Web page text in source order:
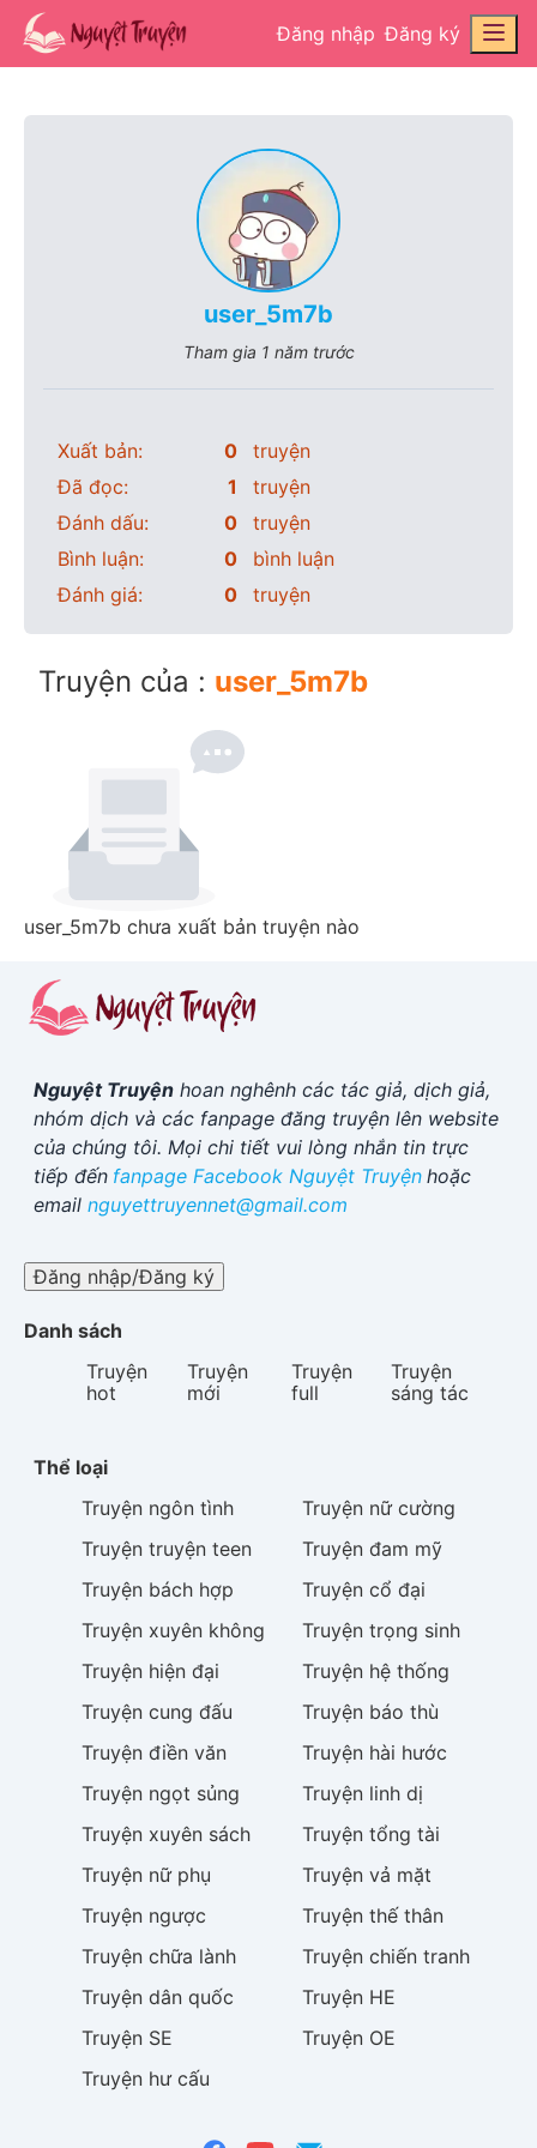
Đăng nhập Đăng ký
user_5m7b
Tham gia 1 năm trước
Xuất bản: 0
truyện
Đã đọc:
1
truyện
Đánh dấu:
0
truyện
Bình luận:
0
bình luận
Đánh giá:
0 truyện
Truyện của : user_5m7b
user_5m7b chưa xuất bản truyện nào
Nguyệt Truyện hoan nghênh các tác giả, dịch giả,
nhóm dịch và các fanpage đăng truyện lên website
của chúng tôi. Mọi chi tiết vui lòng nhắn tin trực
tiếp đến fanpage Facebook Nguyệt Truyện hoặc
email nguyettruyennet@gmail.com
Đăng nhập/Đăng ký
Danh sách
Truyện
hot
Truyện
mới
Truyện
full
Truyện
sáng tác
Thể loại
Truyện ngôn tình Truyện nữ cường
Truyện truyện teen Truyện đam mỹ
Truyện bách hợp Truyện cổ đại
Truyện xuyên không Truyện trọng sinh
Truyện hiện đại Truyện hệ thống
Truyện cung đấu Truyện báo thù
Truyện điền văn Truyện hài hước
Truyện ngọt sủng Truyện linh dị
Truyện xuyên sách Truyện tổng tài
Truyện nữ phụ Truyện vả mặt
Truyện ngược Truyện thế thân
Truyện chữa lành Truyện chiến tranh
Truyện dân quốc Truyện HE
Truyện SE Truyện OE
Truyện hư cấu